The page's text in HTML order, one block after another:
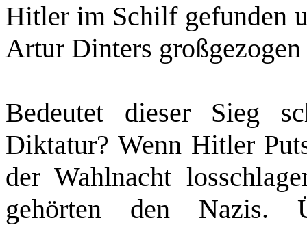
Hitler im Schilf gefunden
Artur Dinters großgezogen
Bedeutet dieser Sieg
Diktatur? Wenn Hitler
der Wahlnacht
gehörten den Nazis.